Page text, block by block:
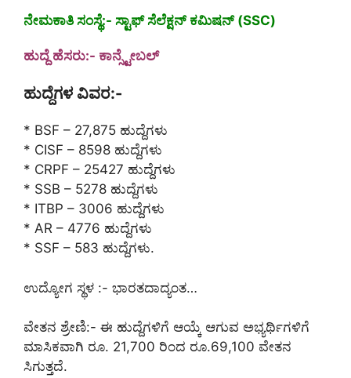
ನೇಮಕಾತಿ ಸಂಸ್ಥೆ:- ಸ್ಟಾಫ್ ಸೆಲೆಕ್ಷನ್ ಕಮಿಷನ್ (SSC)
ಹುದ್ದೆ ಹೆಸರು:- ಕಾನ್ಸ್ಟೇಬಲ್
ಹುದ್ದೆಗಳ ವಿವರ:-
* BSF – 27,875 ಹುದ್ದೆಗಳು
* CISF – 8598 ಹುದ್ದೆಗಳು
* CRPF – 25427 ಹುದ್ದೆಗಳು
* SSB – 5278 ಹುದ್ದೆಗಳು
* ITBP – 3006 ಹುದ್ದೆಗಳು
* AR – 4776 ಹುದ್ದೆಗಳು
* SSF – 583 ಹುದ್ದೆಗಳು.
ಉದ್ಯೋಗ ಸ್ಥಳ ‌:- ಭಾರತದಾದ್ಯಂತ…
ವೇತನ ಶ್ರೇಣಿ:- ಈ ಹುದ್ದೆಗಳಿಗೆ ಆಯ್ಕೆ ಆಗುವ ಅಭ್ಯರ್ಥಿಗಳಿಗೆ
ಮಾಸಿಕವಾಗಿ ರೂ. 21,700 ರಿಂದ ರೂ.69,100 ವೇತನ
ಸಿಗುತ್ತದೆ.